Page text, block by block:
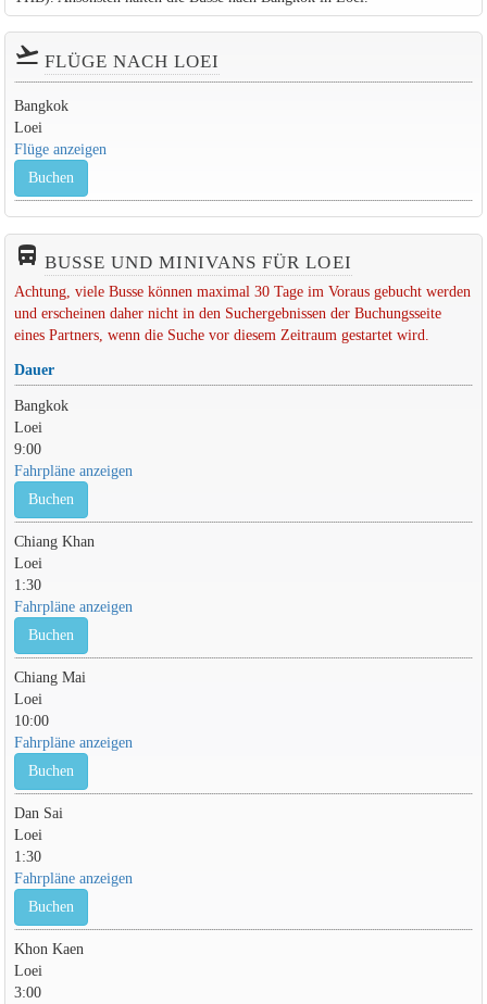
flight_takeoff FLÜGE NACH LOEI
Bangkok
Loei
Flüge anzeigen
Buchen
directions_bus_filled BUSSE UND MINIVANS FÜR LOEI
Achtung, viele Busse können maximal 30 Tage im Voraus gebucht werden
und erscheinen daher nicht in den Suchergebnissen der Buchungsseite
eines Partners, wenn die Suche vor diesem Zeitraum gestartet wird.
Dauer
Bangkok
Loei
9:00
Fahrpläne anzeigen
Buchen
Chiang Khan
Loei
1:30
Fahrpläne anzeigen
Buchen
Chiang Mai
Loei
10:00
Fahrpläne anzeigen
Buchen
Dan Sai
Loei
1:30
Fahrpläne anzeigen
Buchen
Khon Kaen
Loei
3:00